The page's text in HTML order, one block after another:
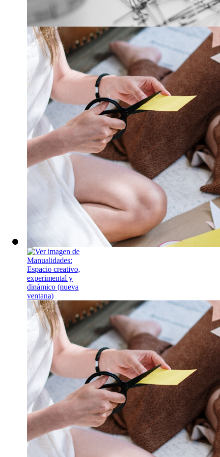
Manualidades:
experimental y
Cuando las
Lunes, 28 de
Un espacio
herramienta